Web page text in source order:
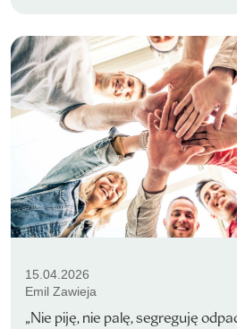
15.04.2026
Emil Zawieja
„Nie piję, nie palę, segreguję